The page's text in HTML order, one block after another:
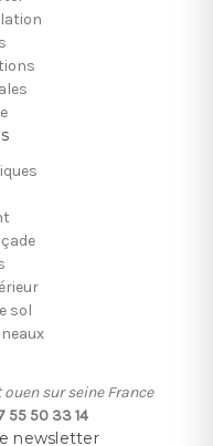
sol
sur seine France
55 50 33 14
newsletter